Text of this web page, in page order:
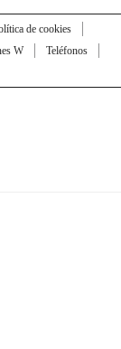
de cookies
W
Teléfonos